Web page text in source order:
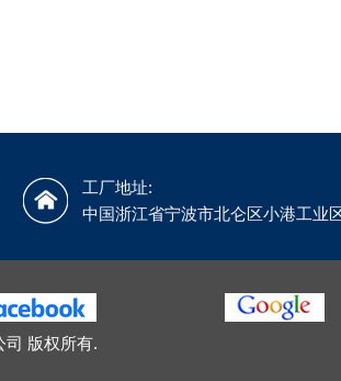
工厂地址:
中国浙江省宁波市北仑区小港工业
司 版权所有.